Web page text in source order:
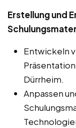
Erstellung und
Entwickeln
Dürrheim.
Anpassen